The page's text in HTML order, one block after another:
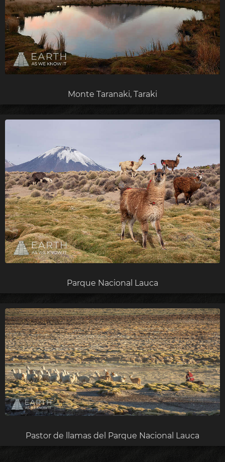
Monte Taranaki, Taraki
Parque Nacional Lauca
Pastor de llamas del Parque Nacional Lauca